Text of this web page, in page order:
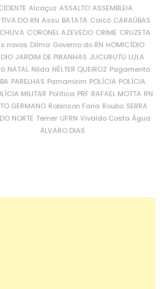
Alcaçuz ASSALTO ASSEMBLEIA
DO RN Assu BATATA Caicó CARAÚBAS
CORONEL AZEVEDO CRIME CRUZETA
novos Dilma Governo do RN HOMICÍDIO
JARDIM DE PIRANHAS JUCURUTU LULA
NATAL Nilda NÉLTER QUEIROZ Pagamento
PARELHAS Parnamirim POLÍCIA POLÍCIA
MILITAR Política PRF RAFAEL MOTTA RN
GERMANO Robinson Faria Roubo SERRA
NORTE Temer UFRN Vivaldo Costa Água
ÁLVARO DIAS